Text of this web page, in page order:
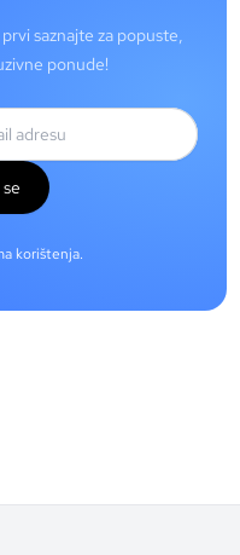
saznajte za popuste,
ponude!
korištenja.